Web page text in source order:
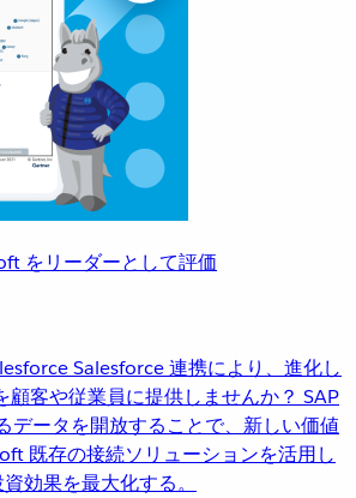
をリーダーとして評価
Salesforce 連携により、進化し
顧客や従業員に提供しませんか？ SAP
データを開放することで、新しい価値
既存の接続ソリューションを活用し
効果を最大化する。